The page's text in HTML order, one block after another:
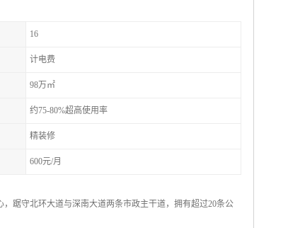
16
计电费
98万㎡
约75-80%超高使用率
精装修
600元/月
踞守北环大道与深南大道两条市政主干道，拥有超过20条公